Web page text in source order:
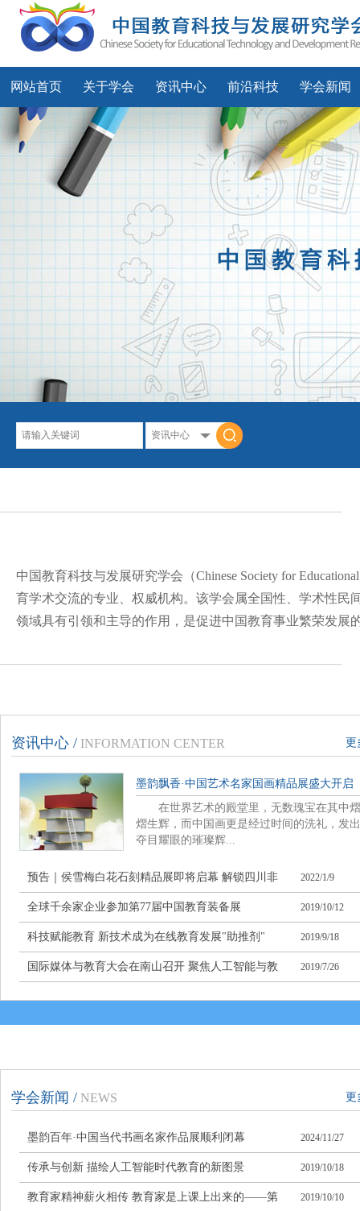
网站首页 关于学会 资讯中心 前沿科技 学会新闻
中国教育科技与发展研究学会（Chinese Society for
育学术交流的专业、权威机构。该学会属全国性、学术性
领域具有引领和主导的作用，是促进中国教育事业繁荣发
资讯中心 / INFORMATION CENTER 更
墨韵飘香·中国艺术名家国画精品展盛大开启
在世界艺术的殿堂里，无数瑰宝在其中熠
熠生辉，而中国画更是经过时间的洗礼，发出
夺目耀眼的璀璨辉...
预告｜侯雪梅白花石刻精品展即将启幕 解锁四川非
遗石刻之美
2022/1/9
全球千余家企业参加第77届中国教育装备展 2019/10/12
科技赋能教育 新技术成为在线教育发展"助推剂" 2019/9/18
国际媒体与教育大会在南山召开 聚焦人工智能与教
2019/7/26
学会新闻 / NEWS 更
墨韵百年·中国当代书画名家作品展顺利闭幕 2024/11/27
传承与创新 描绘人工智能时代教育的新图景 2019/10/18
教育家精神薪火相传 教育家是上课上出来的——第
2019/10/10